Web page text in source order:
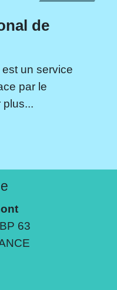
de
un service
par le
plus...
63